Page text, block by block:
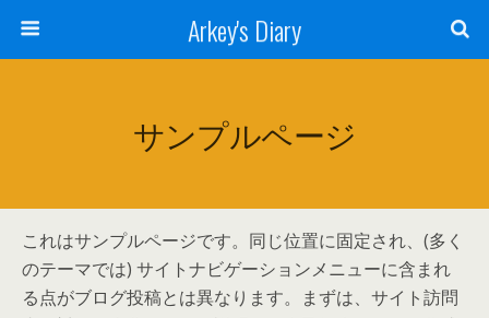
Arkey's Diary
サンプルページ
これはサンプルページです。同じ位置に固定され、(多く
のテーマでは) サイトナビゲーションメニューに含まれ
る点がブログ投稿とは異なります。まずは、サイト訪問